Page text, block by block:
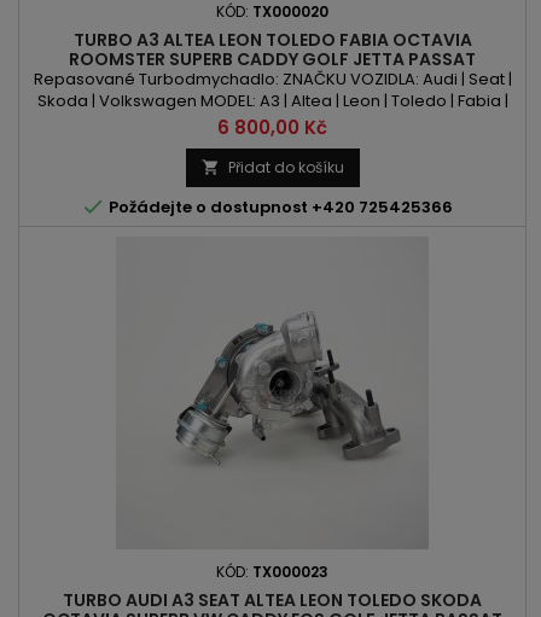
KÓD: TX000020
TURBO A3 ALTEA LEON TOLEDO FABIA OCTAVIA
ROOMSTER SUPERB CADDY GOLF JETTA PASSAT
TOURAN-1.9 TDI 90PS 100PSM 105PS
Repasované Turbodmychadlo: ZNAČKU VOZIDLA: Audi | Seat |
Skoda | Volkswagen MODEL: A3 | Altea | Leon | Toledo | Fabia |
Octavia | Roomster | Superb | Caddy | Golf | Jetta | Passat |
Touran KÓD MOTORU: AVQ | BJB | BKC | BKC | BRU | BRU | BXE |
BXF | BXJ OBSAH: 1896ccm 1.9TDI VÝKON: 90PS/66kW |
100PS/74kW | 105PS/77kW ROK VÝROBY: 2002 -
Cena
6 800,00 Kč
 Přidat do košíku
 Požádejte o dostupnost +420 725425366
KÓD: TX000023
TURBO AUDI A3 SEAT ALTEA LEON TOLEDO SKODA